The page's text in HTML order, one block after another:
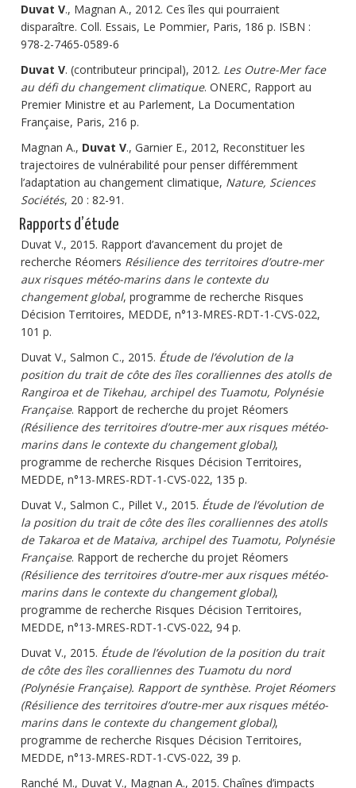
Duvat V., Magnan A., 2012. Ces îles qui pourraient
disparaître. Coll. Essais, Le Pommier, Paris, 186 p. ISBN :
978-2-7465-0589-6
Duvat V. (contributeur principal), 2012. Les Outre-Mer face
au défi du changement climatique. ONERC, Rapport au
Premier Ministre et au Parlement, La Documentation
Française, Paris, 216 p.
Magnan A., Duvat V., Garnier E., 2012, Reconstituer les
trajectoires de vulnérabilité pour penser différemment
l’adaptation au changement climatique, Nature, Sciences
Sociétés, 20 : 82-91.
Rapports d’étude
Duvat V., 2015. Rapport d’avancement du projet de
recherche Réomers Résilience des territoires d’outre-mer
aux risques météo-marins dans le contexte du
changement global, programme de recherche Risques
Décision Territoires, MEDDE, n°13-MRES-RDT-1-CVS-022,
101 p.
Duvat V., Salmon C., 2015. Étude de l’évolution de la
position du trait de côte des îles coralliennes des atolls de
Rangiroa et de Tikehau, archipel des Tuamotu, Polynésie
Française. Rapport de recherche du projet Réomers
(Résilience des territoires d’outre-mer aux risques météo-
marins dans le contexte du changement global),
programme de recherche Risques Décision Territoires,
MEDDE, n°13-MRES-RDT-1-CVS-022, 135 p.
Duvat V., Salmon C., Pillet V., 2015. Étude de l’évolution de
la position du trait de côte des îles coralliennes des atolls
de Takaroa et de Mataiva, archipel des Tuamotu, Polynésie
Française. Rapport de recherche du projet Réomers
(Résilience des territoires d’outre-mer aux risques météo-
marins dans le contexte du changement global),
programme de recherche Risques Décision Territoires,
MEDDE, n°13-MRES-RDT-1-CVS-022, 94 p.
Duvat V., 2015. Étude de l’évolution de la position du trait
de côte des îles coralliennes des Tuamotu du nord
(Polynésie Française). Rapport de synthèse. Projet Réomers
(Résilience des territoires d’outre-mer aux risques météo-
marins dans le contexte du changement global),
programme de recherche Risques Décision Territoires,
MEDDE, n°13-MRES-RDT-1-CVS-022, 39 p.
Ranché M., Duvat V., Magnan A., 2015. Chaînes d’impacts